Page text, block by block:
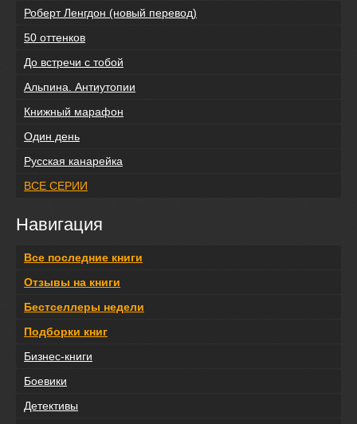
Роберт Ленгдон (новый перевод)
50 оттенков
До встречи с тобой
Альпина. Антиутопии
Книжный марафон
Один день
Русская канарейка
ВСЕ СЕРИИ
Навигация
Все последние книги
Отзывы на книги
Бестселлеры недели
Подборки книг
Бизнес-книги
Боевики
Детективы